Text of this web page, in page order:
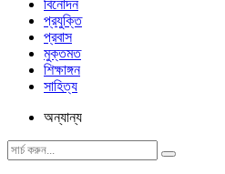
বিনোদন
প্রযুক্তি
প্রবাস
মুক্তমত
শিক্ষাঙ্গন
সাহিত্য
অন্যান্য